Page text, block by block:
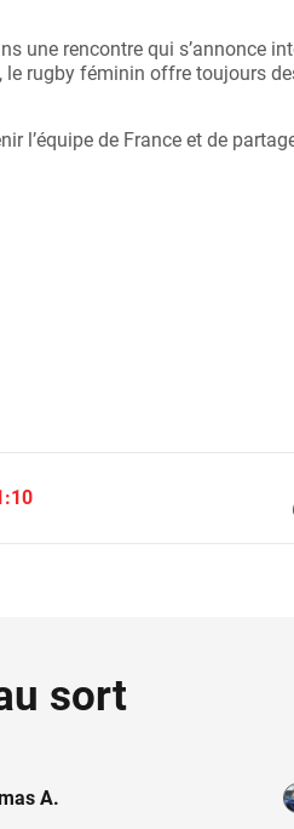
une rencontre qui s’annonce
le rugby féminin offre toujours
l’équipe de France et de
sort
A.